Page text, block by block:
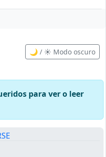
🌙 / ☀️ Modo oscuro
para ver o leer